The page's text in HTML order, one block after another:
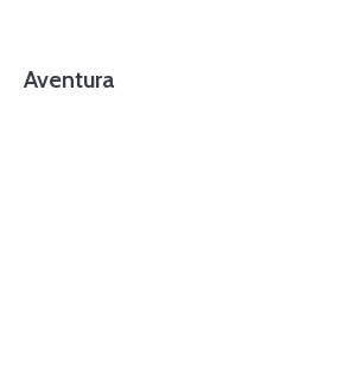
Aventura